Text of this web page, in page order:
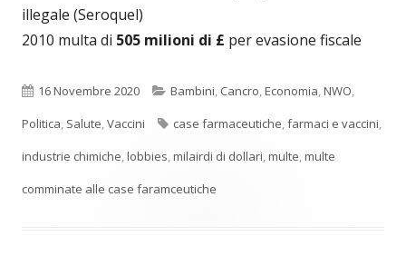
illegale (Seroquel)
2010 multa di 505 milioni di £ per evasione fiscale
Pubblicato
16 Novembre 2020 Categorie
Bambini, Cancro,Economia,NWO,
Politica, Salute,Vaccini Tag
case farmaceutiche,farmaci e vaccini,
industrie chimiche,lobbies,milairdi di dollari,multe,multe
comminate alle case faramceutiche